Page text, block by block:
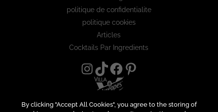
politique de confidentialite
politique cookies
Articles
Cocktails Par Ingredients
By clicking "Accept All Cookies", you agree to the storing of